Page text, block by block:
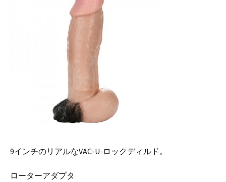
9インチのリアルなVAC-U-ロックディルド。
ローターアダプタ